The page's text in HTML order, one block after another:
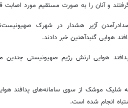
و آنان را به صورت مستقیم مورد اصابت
آژیر هشدار در شهرک
هوایی گنبدآهنین خبر دادند.
پدافند هوایی ارتش رژیم صهیونیستی
شلیک موشک از سوی سامانه‌های پدافند
انجام شده است.